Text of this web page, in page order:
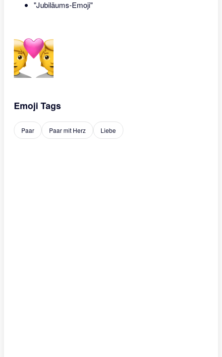
"Jubiläums-Emoji"
Emoji Tags
Paar Paar mit Herz Liebe